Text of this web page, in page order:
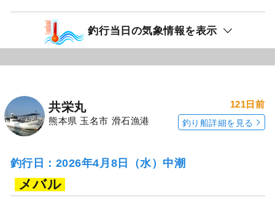
釣行当日の気象情報を表示
共栄丸
熊本県 玉名市 滑石漁港
121日前
釣り船詳細を見る
釣行日：2026年4月8日（水）中潮
メバル